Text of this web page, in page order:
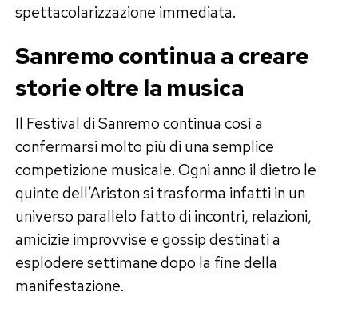
spettacolarizzazione immediata.
Sanremo continua a creare
storie oltre la musica
Il Festival di Sanremo continua così a
confermarsi molto più di una semplice
competizione musicale. Ogni anno il dietro le
quinte dell’Ariston si trasforma infatti in un
universo parallelo fatto di incontri, relazioni,
amicizie improvvise e gossip destinati a
esplodere settimane dopo la fine della
manifestazione.